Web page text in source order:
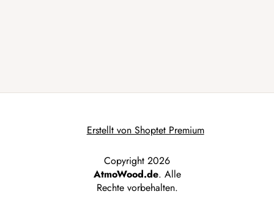
Erstellt von Shoptet Premium
Copyright 2026
AtmoWood.de. Alle
Rechte vorbehalten.